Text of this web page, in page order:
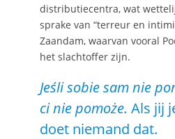
distributiecentra, wat
sprake van “terreur en
Zaandam, waarvan vooral
het slachtoffer zijn.
Jeśli sobie sam nie
ci nie pomoże. Als jij
doet niemand dat.